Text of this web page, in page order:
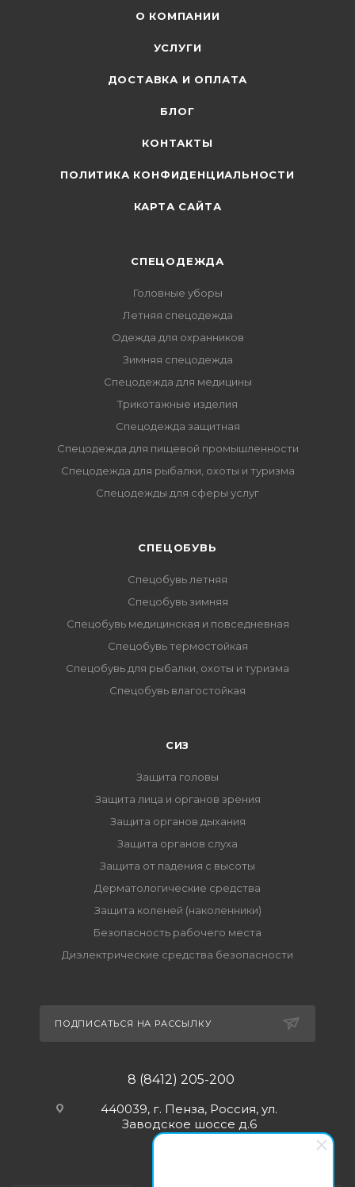
О КОМПАНИИ
УСЛУГИ
ДОСТАВКА И ОПЛАТА
БЛОГ
КОНТАКТЫ
ПОЛИТИКА КОНФИДЕНЦИАЛЬНОСТИ
КАРТА САЙТА
СПЕЦОДЕЖДА
Головные уборы
Летняя спецодежда
Одежда для охранников
Зимняя спецодежда
Спецодежда для медицины
Трикотажные изделия
Спецодежда защитная
Спецодежда для пищевой промышленности
Спецодежда для рыбалки, охоты и туризма
Спецодежды для сферы услуг
CПЕЦОБУВЬ
Спецобувь летняя
Спецобувь зимняя
Спецобувь медицинская и повседневная
Спецобувь термостойкая
Спецобувь для рыбалки, охоты и туризма
Спецобувь влагостойкая
СИЗ
Защита головы
Защита лица и органов зрения
Защита органов дыхания
Защита органов слуха
Защита от падения с высоты
Дерматологические средства
Защита коленей (наколенники)
Безопасность рабочего места
Диэлектрические средства безопасности
ПОДПИСАТЬСЯ НА РАССЫЛКУ
8 (8412) 205-200
440039, г. Пенза, Россия, ул.
Заводское шоссе д.6